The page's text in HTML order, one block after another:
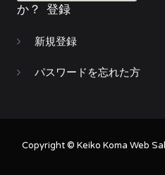
か？ 登録
新規登録
パスワードを忘れた方
Copyright © Keiko Koma Web